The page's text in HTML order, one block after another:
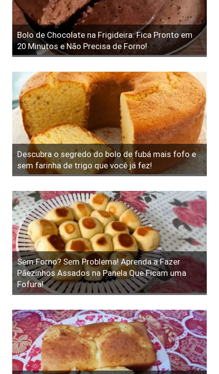
Bolo de Chocolate na Frigideira: Fica Pronto em
20 Minutos e Não Precisa de Forno!
Descubra o segredo do bolo de fubá mais fofo e
sem farinha de trigo que você já fez!
Sem Forno? Sem Problema! Aprenda a Fazer
Pãezinhos Assados na Panela Que Ficam uma
Fofura!